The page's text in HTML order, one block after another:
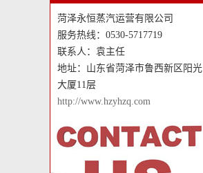
菏泽永恒蒸汽运营有限公司
服务热线：0530-5717719
联系人：袁主任
地址：山东省菏泽市鲁西新区阳光
大厦11层
http://www.hzyhzq.com